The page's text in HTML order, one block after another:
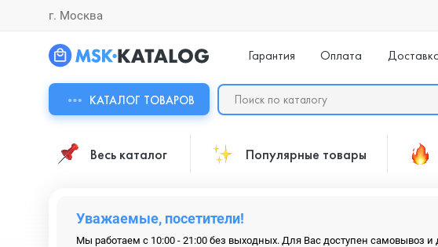
г. Москва
Гарантия Оплата
КАТАЛОГ ТОВАРОВ
Весь каталог Популярные товары
Уважаемые, посетители!
Мы работаем с 10:00 - 21:00 без выходных. Для Вас доступен самовывоз и